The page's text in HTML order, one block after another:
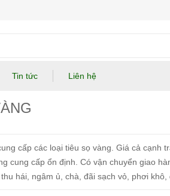
Tin tức Liên hệ
cấp các loại tiêu sọ vàng. Giá cả cạnh
cung cấp ổn định. Có vận chuyển giao
hái, ngâm ủ, chà, đãi sạch vỏ, phơi khô,